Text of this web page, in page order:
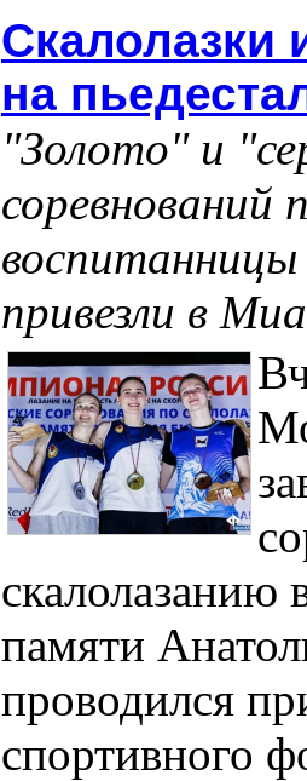
Скалолазки
на
"Золото" и
соревнований
привезли в
скалолазанию
памяти
проводился
спортивного